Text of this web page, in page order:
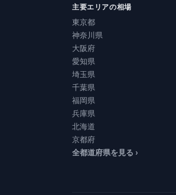
主要エリアの相場
東京都
神奈川県
大阪府
愛知県
埼玉県
千葉県
福岡県
兵庫県
北海道
京都府
全都道府県を見る ›